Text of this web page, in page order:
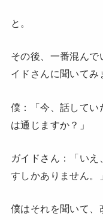
と。
その後、一番混ん
イドさんに聞いてみ
僕：「今、話してい
は通じますか？」
ガイドさん：「い
すしかありません。
僕はそれを聞いて、